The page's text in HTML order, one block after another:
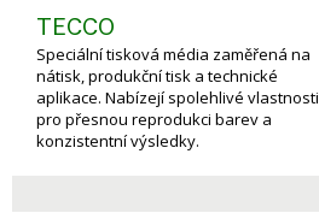
TECCO
Speciální tisková média zaměřená na
nátisk, produkční tisk a technické
aplikace. Nabízejí spolehlivé vlastnosti
pro přesnou reprodukci barev a
konzistentní výsledky.